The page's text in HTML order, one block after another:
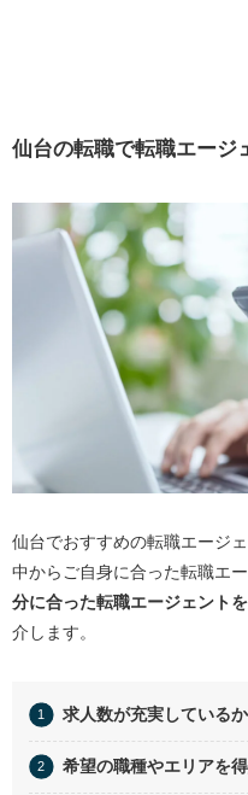
仙台の転職で転職エージ
仙台でおすすめの転職エージ
中からご自身に合った転職エ
分に合った転職エージェント
介します。
求人数が充実しているか
希望の職種やエリアを